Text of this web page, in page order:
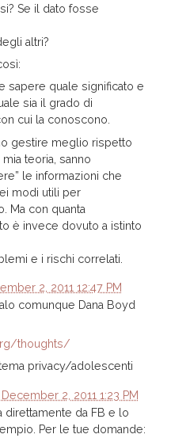
Se il dato fosse
altri?
sapere quale significato e
sia il grado di
cui la conoscono.
gestire meglio rispetto
teoria, sanno
le informazioni che
modi utili per
Ma con quanta
è invece dovuto a istinto
e i rischi correlati.
2, 2011 12:47 PM
comunque Dana Boyd
thoughts/
privacy/adolescenti
December 2, 2011 1:23 PM
direttamente da FB e lo
Per le tue domande: